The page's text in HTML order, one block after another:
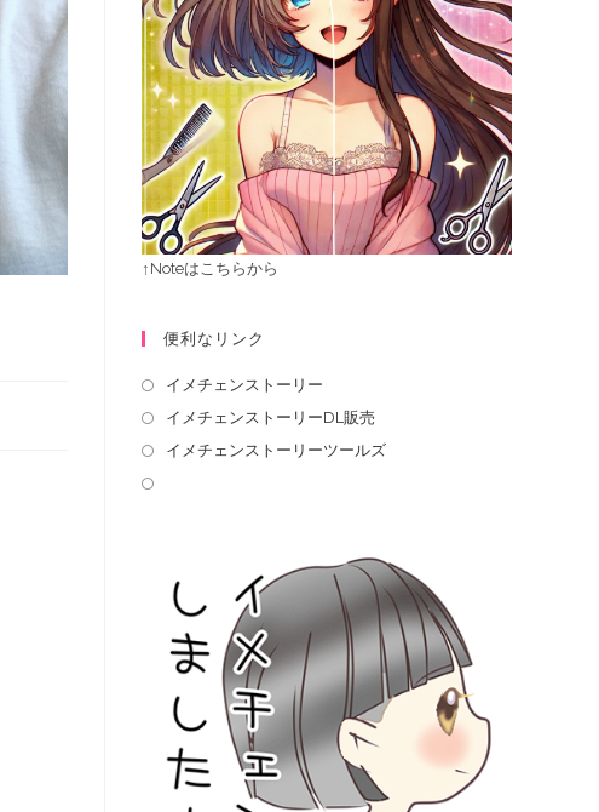
↑Noteはこちらから
便利なリンク
イメチェンストーリー
イメチェンストーリーDL販売
イメチェンストーリーツールズ